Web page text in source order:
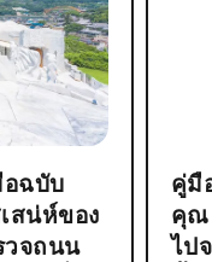
อฉบับ
สน่ห์ของ
วจถนน
คู่มื
คุณ
ไป